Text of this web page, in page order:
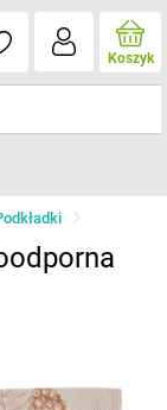
Koszyk